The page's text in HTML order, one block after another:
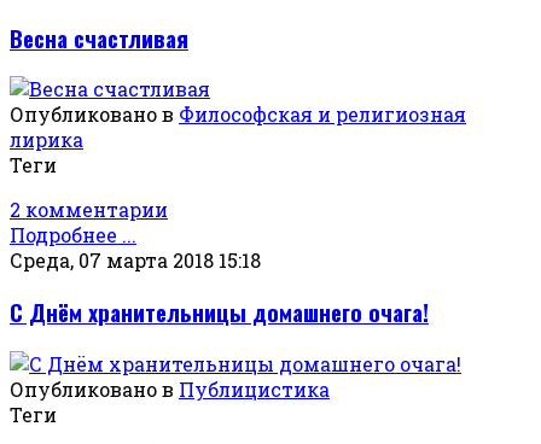
Весна счастливая
Опубликовано в Философская и религиозная
лирика
Теги
2 комментарии
Подробнее ...
Среда, 07 марта 2018 15:18
С Днём хранительницы домашнего очага!
Опубликовано в Публицистика
Теги